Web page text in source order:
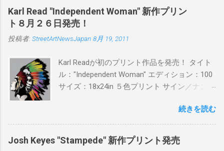
日(木)19時 タイトル：SWEET KISS カラー：
BLUE/MINT GREEN/PINK/YELLOW エディショ
ン：各色５ サイズ：800mm × 550mm 価格：
¥16,000(¥17,280) 購入は、 こちら から
Karl Read "Independent Woman" 新作プリン
ト８月２６日発売！
投稿者: StreetArtNewsJapan 8月 19, 2011
Karl Readが初のプリント作品を発売！ タイト
ル："Independent Woman" エディション：100
サイズ：18x24in ５色プリント サイン／ナンバ
ドフィニッシュバージョン（エディション：
25）$125 購入は８月２６日に こちら から
続きを読む
Josh Keyes "Stampede" 新作プリント発売